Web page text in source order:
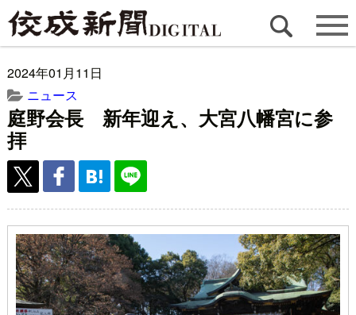
2024年01月11日
ニュース
庭野会長 新年迎え、大宮八幡宮に参
拝